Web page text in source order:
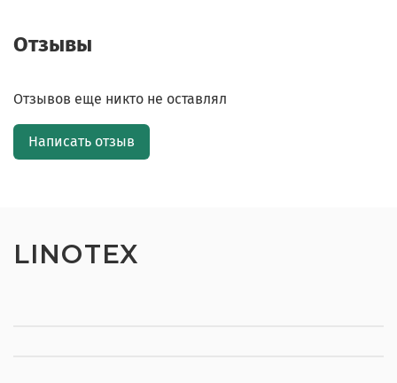
Отзывы
Отзывов еще никто не оставлял
Написать отзыв
LINOTEX